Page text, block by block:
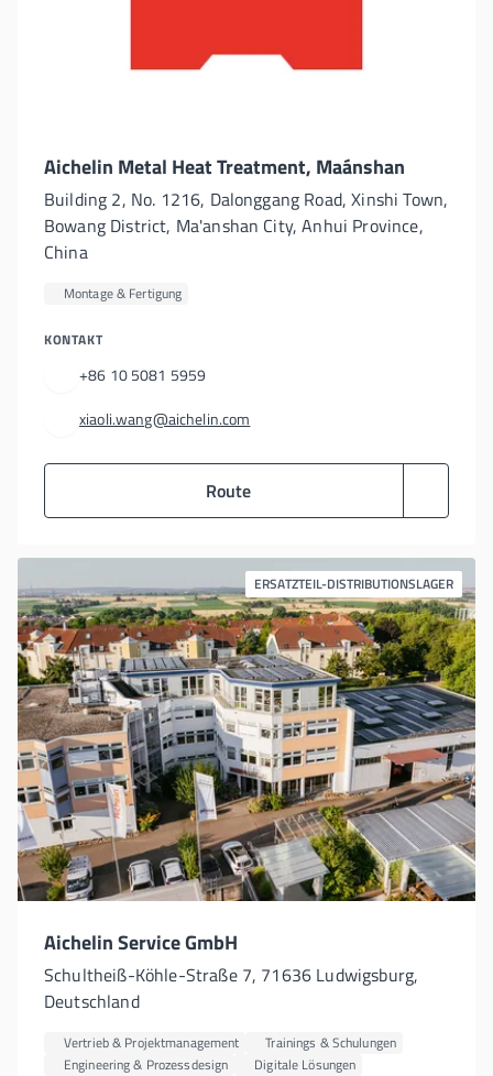
Aichelin Metal Heat Treatment, Maánshan
Building 2, No. 1216, Dalonggang Road, Xinshi Town,
Bowang District, Ma'anshan City, Anhui Province,
China
Montage & Fertigung
KONTAKT
+86 10 5081 5959
xiaoli.wang@aichelin.com
Route
ERSATZTEIL-DISTRIBUTIONSLAGER
Aichelin Service GmbH
Schultheiß-Köhle-Straße 7, 71636 Ludwigsburg,
Deutschland
Vertrieb & Projektmanagement
Trainings & Schulungen
Engineering & Prozessdesign
Digitale Lösungen